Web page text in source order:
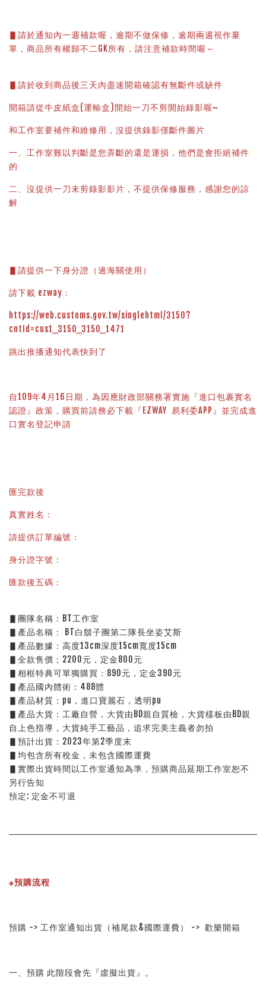
▋請於通知內一週補款喔，逾期不做保修，逾期兩週視作棄
單，商品所有權歸不二GK所有，請注意補款時間喔～
▋請於收到商品後三天內盡速開箱確認有無斷件或缺件
開箱請從牛皮紙盒(運輸盒)開始一刀不剪開始錄影喔~
和工作室要補件和維修用，沒提供錄影僅斷件圖片
一、工作室難以判斷是您弄斷的還是運損，他們是會拒絕補件
的
二、沒提供一刀未剪錄影影片，不提供保修服務，感謝您的諒
解
▋請提供一下身分證（過海關使用）
請下載 ezway：
https://web.customs.gov.tw/singlehtml/3150?
cntId=cus1_3150_3150_1471
跳出推播通知代表快到了
自109年4月16日期，為因應財政部關務署實施『進口包裹實名
認證』政策，購買前請務必下載『EZWAY  易利委APP』並完成進
口實名登記申請
匯完款後
真實姓名：
請提供訂單編號：
身分證字號：
匯款後五碼：
▋團隊名稱：BT工作室
▋產品名稱： BT白鬍子團第二隊長坐姿艾斯
▋產品數據：高度13cm深度15cm寬度15cm
▋全款售價；2200元，定金800元
▋相框特典可單獨購買：890元，定金390元
▋產品國內體術：488體
▋產品材質：pu，進口寶麗石，透明pu
▋產品大貨：工廠自營，大貨由BD親自質檢，大貨樣板由BD親
自上色指導，大貨純手工藝品，追求完美主義者勿拍
▋預計出貨：2023年第2季度末
▋均包含所有稅金，未包含國際運費
▋實際出貨時間以工作室通知為準，預購商品延期工作室恕不
另行告知
預定: 定金不可退
※預購流程
預購 -> 工作室通知出貨（補尾款&國際運費） ->  歡樂開箱
一、預購 此階段會先『虛擬出貨』。